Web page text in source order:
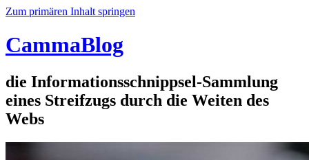
Zum primären Inhalt springen
CammaBlog
die Informationsschnippsel-Sammlung
eines Streifzugs durch die Weiten des
Webs